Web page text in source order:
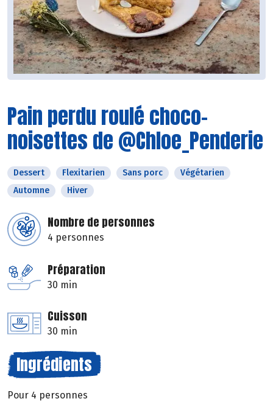
Pain perdu roulé choco-
noisettes de @Chloe_Penderie
Dessert Flexitarien Sans porc
Végétarien
Automne
Hiver
Nombre de personnes
4 personnes
Préparation
30 min
Cuisson
30 min
Ingrédients
Pour 4 personnes